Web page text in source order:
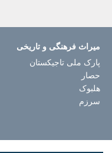
میراث فرهنگی و تاریخی
پارک ملی تاجیکستان
حصار
هلبوک
سرزم